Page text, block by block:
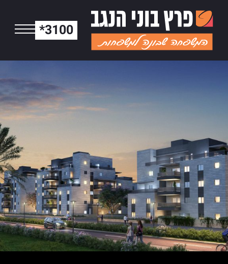
*3100
פרץ בוני הנגב לב הפארק